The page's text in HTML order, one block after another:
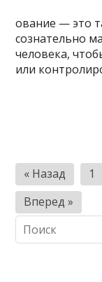
ование — это
сознательно
человека,
или
П
а
г
и
« Назад 1
Вперед »